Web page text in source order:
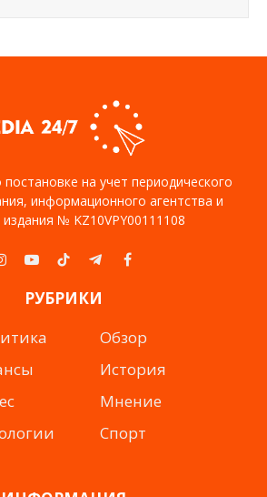
на учет периодического
информационного агентства и
издания № KZ10VPY00111108
YouTubeTikTokTelegramFacebook
РУБРИКИ
Обзор
История
Мнение
Спорт